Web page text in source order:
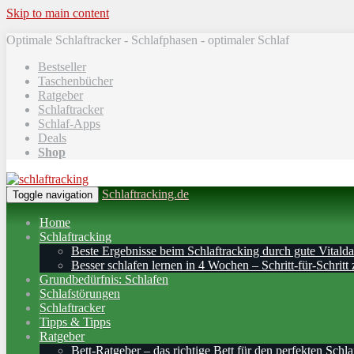
Skip to main content
Optimale Schlaftracker - Schlafphasen - optimaler Schlaf
Bestseller
Taschenbücher
Ratgeber
Schlaftracker
Schlaf-Apps
Deals
Shop
Toggle navigation Schlaftracking.de
Home
Schlaftracking
Beste Ergebnisse beim Schlaftracking durch gute
Besser schlafen lernen in 4 Wochen – Schritt‑für‑Schritt
Grundbedürfnis: Schlafen
Schlafstörungen
Schlaftracker
Tipps & Tipps
Ratgeber
Bett-Ratgeber – das richtige Bett für den perfekten